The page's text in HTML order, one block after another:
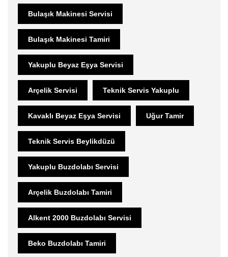
Bulaşık Makinesi Servisi
Bulaşık Makinesi Tamiri
Yakuplu Beyaz Eşya Servisi
Arçelik Servisi Teknik Servis Yakuplu
Kavaklı Beyaz Eşya Servisi Uğur Tamir
Teknik Servis Beylikdüzü
Yakuplu Buzdolabı Servisi
Arçelik Buzdolabı Tamiri
Alkent 2000 Buzdolabı Servisi
Beko Buzdolabı Tamiri